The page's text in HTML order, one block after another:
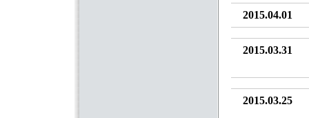
2015.04.01
2015.03.31
2015.03.25